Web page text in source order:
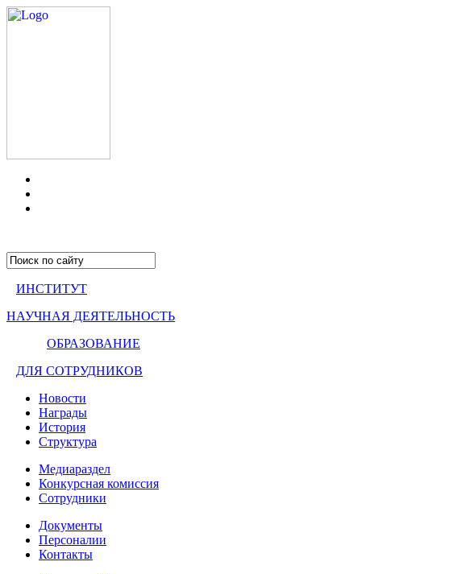
ИНСТИТУТ
НАУЧНАЯ ДЕЯТЕЛЬНОСТЬ
ОБРАЗОВАНИЕ
ДЛЯ СОТРУДНИКОВ
Новости
Награды
История
Структура
Медиараздел
Конкурсная комиссия
Сотрудники
Документы
Персоналии
Контакты